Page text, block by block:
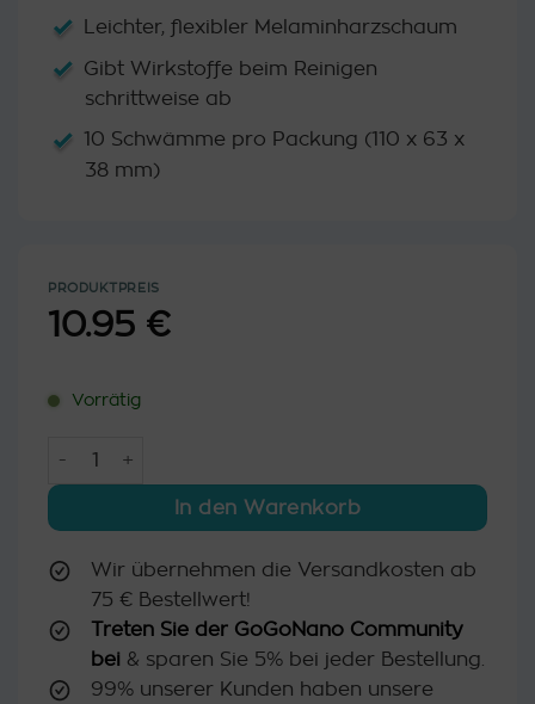
Leichter, flexibler Melaminharzschaum
Gibt Wirkstoffe beim Reinigen
schrittweise ab
10 Schwämme pro Packung (110 x 63 x
38 mm)
PRODUKTPREIS
10.95 €
Vorrätig
Sublimo Melaminschwamm (10 Stück) Menge
In den Warenkorb
Wir übernehmen die Versandkosten ab
75 € Bestellwert!
Treten Sie der GoGoNano Community
bei & sparen Sie 5% bei jeder Bestellung.
99% unserer Kunden haben unsere